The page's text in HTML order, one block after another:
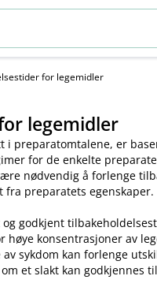
for legemidler
legemidler
i preparatomtalene, er
for de enkelte
nødvendig å forlenge
fra preparatets egenskaper.
godkjent
høye konsentrasjoner av
sykdom kan forlenge
et slakt kan godkjennes